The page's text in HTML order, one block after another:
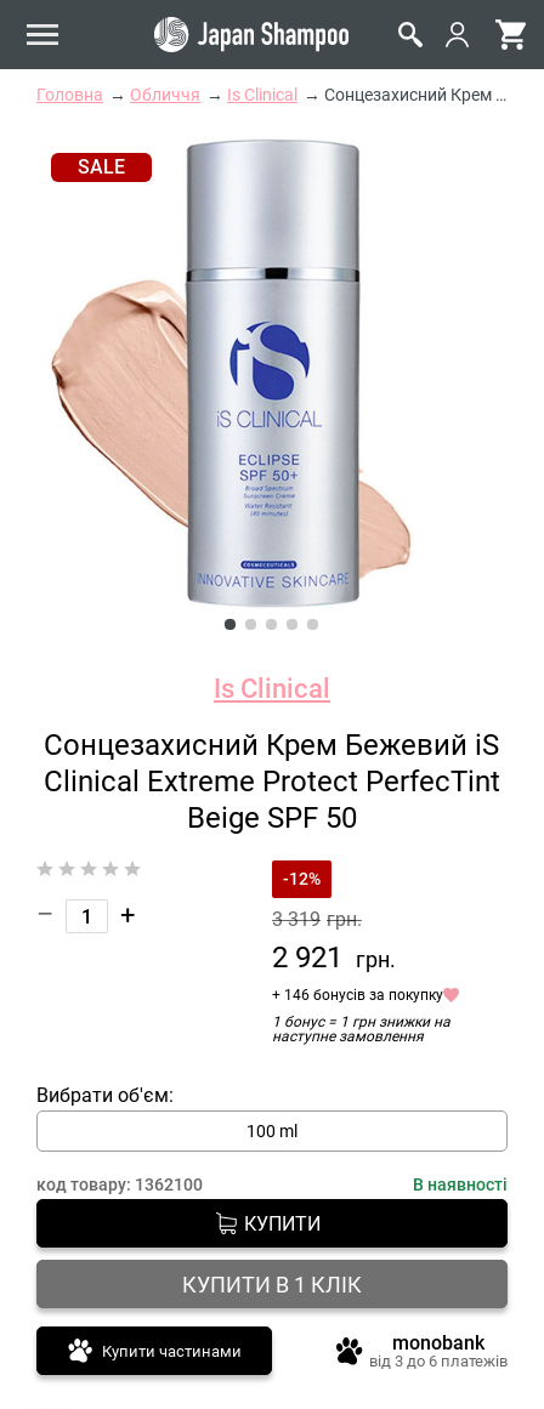
Головна Обличчя Is Clinical Сонцезахисний Крем Бежевий iS Clinical Extreme Protect PerfecTint Beige SPF 50
SALE
Is Clinical
Сонцезахисний Крем Бежевий iS
Clinical Extreme Protect PerfecTint
Beige SPF 50
– +
-12%
3 319 грн.
2 921 грн.
+ 146 бонусів за покупку
1 бонус = 1 грн знижки на
наступне замовлення
Вибрати об'єм:
100 ml
код товару: 1362100 В наявності
КУПИТИ
КУПИТИ В 1 КЛІК
Купити частинами monobank
від 3 до 6 платежів